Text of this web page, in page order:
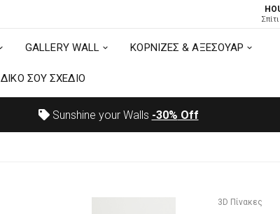
ΔΙΚΟ ΣΟΥ ΣΧΕΔΙΟ
GALLERY WALL ΚΟΡΝΙΖΕΣ & ΑΞΕΣΟΥΑΡ
ΔΙΚΟ ΣΟΥ ΣΧΕΔΙΟ
Sunshine your Walls -30% Off
3D Πίνακες